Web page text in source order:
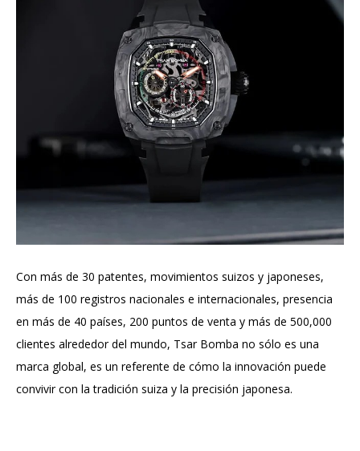
Con más de 30 patentes, movimientos suizos y japoneses,
más de 100 registros nacionales e internacionales, presencia
en más de 40 países, 200 puntos de venta y más de 500,000
clientes alrededor del mundo, Tsar Bomba no sólo es una
marca global, es un referente de cómo la innovación puede
convivir con la tradición suiza y la precisión japonesa.